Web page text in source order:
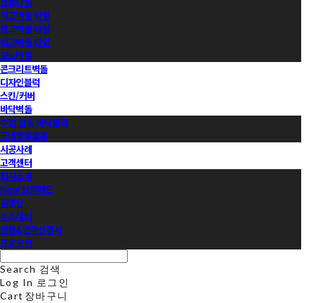
적고벽돌 타일
청고벽돌 타일
백고벽돌 타일
모노타일
콘크리트벽돌
디자인블럭
스킨/커버
바닥벽돌
수입 점토 바닥블럭
국내점토블록
시공사례
고객센터
회사소개
Now 브릭랜드
동영상
뉴스레터
샘플&견적신청서
프로모션
Search 검색
Log In 로그인
Cart 장바구니